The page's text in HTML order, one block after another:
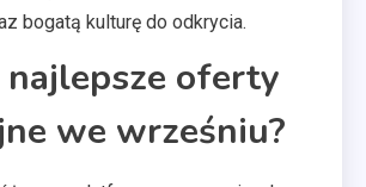
bogatą kulturę do odkrycia.
najlepsze oferty
we wrześniu?